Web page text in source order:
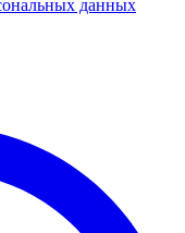
данных